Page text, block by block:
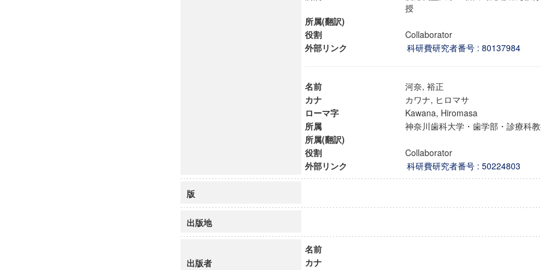
授
所属(翻訳)
役割
Collaborator
外部リンク
科研費研究者番号 : 80137984
名前
河奈, 裕正
カナ
カワナ, ヒロマサ
ローマ字
Kawana, Hiromasa
所属
神奈川歯科大学・歯学部・診療
所属(翻訳)
役割
Collaborator
外部リンク
科研費研究者番号 : 50224803
版
出版地
出版者
名前
カナ